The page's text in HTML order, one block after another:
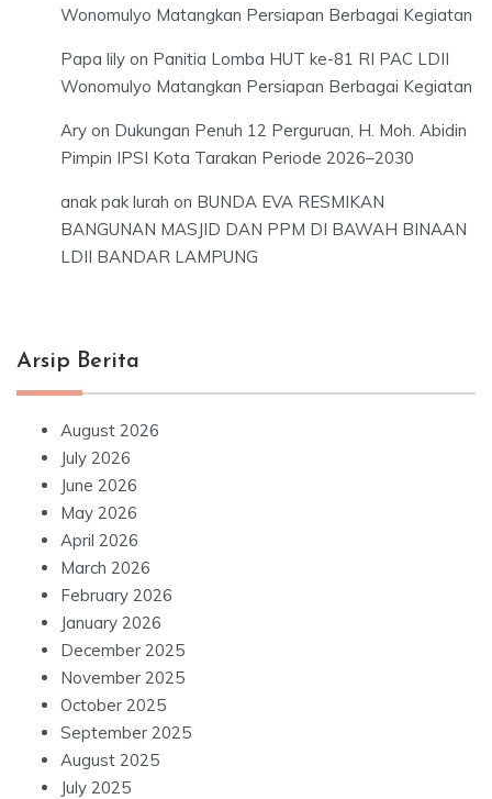
Wonomulyo Matangkan Persiapan Berbagai Kegiatan
Papa lily on Panitia Lomba HUT ke-81 RI PAC LDII
Wonomulyo Matangkan Persiapan Berbagai Kegiatan
Ary on Dukungan Penuh 12 Perguruan, H. Moh. Abidin
Pimpin IPSI Kota Tarakan Periode 2026–2030
anak pak lurah on BUNDA EVA RESMIKAN
BANGUNAN MASJID DAN PPM DI BAWAH BINAAN
LDII BANDAR LAMPUNG
Arsip Berita
August 2026
July 2026
June 2026
May 2026
April 2026
March 2026
February 2026
January 2026
December 2025
November 2025
October 2025
September 2025
August 2025
July 2025